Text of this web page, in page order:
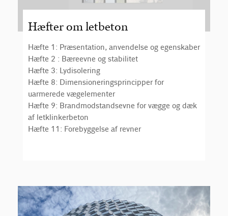
Hæfter om letbeton
Hæfte 1: Præsentation, anvendelse og egenskaber
Hæfte 2 : Bæreevne og stabilitet
Hæfte 3: Lydisolering
Hæfte 8: Dimensioneringsprincipper for
uarmerede vægelementer
Hæfte 9: Brandmodstandsevne for vægge og dæk
af letklinkerbeton
Hæfte 11: Forebyggelse af revner